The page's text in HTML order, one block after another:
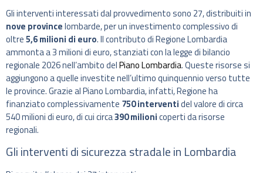
Gli interventi interessati dal provvedimento sono 27, distribuiti in
nove provincelombarde, per un investimento complessivo di
oltre5,6 milioni di euro. Il contributo di Regione Lombardia
ammonta a 3 milioni di euro, stanziati con la legge di bilancio
regionale 2026 nell’ambito delPiano Lombardia. Queste risorse si
aggiungono a quelle investite nell’ultimo quinquennio verso tutte
le province. Grazie al Piano Lombardia, infatti, Regione ha
finanziato complessivamente 750 interventidel valore di circa
540 milioni di euro, di cui circa390 milionicoperti da risorse
regionali.
Gli interventi di sicurezza stradale in Lombardia